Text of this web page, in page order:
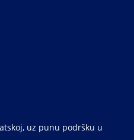
uz punu podršku u